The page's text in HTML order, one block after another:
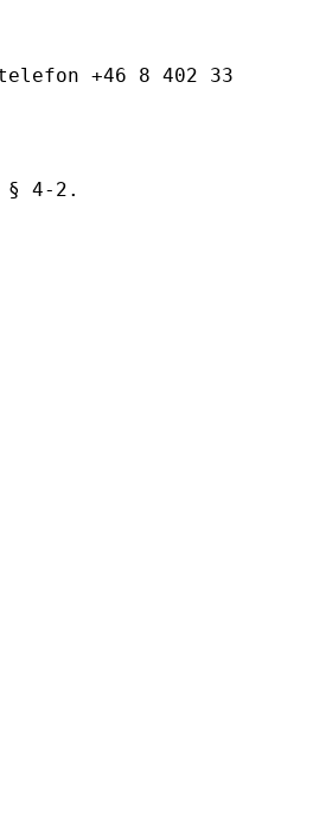
+46 8 402 33
§ 4-2.